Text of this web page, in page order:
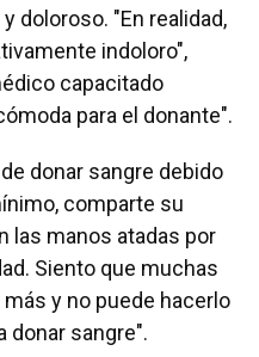
doloroso. "En realidad,
indoloro",
capacitado
para el donante".
donar sangre debido
comparte su
las manos atadas por
Siento que muchas
y no puede hacerlo
donar sangre".